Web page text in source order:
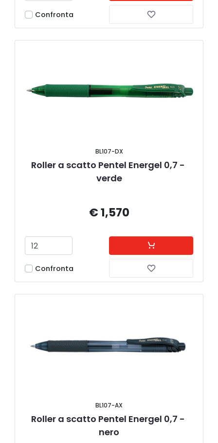
Confronta
BL107-DX
Roller a scatto Pentel Energel 0,7 -
verde
€ 1,570
Confronta
BL107-AX
Roller a scatto Pentel Energel 0,7 -
nero